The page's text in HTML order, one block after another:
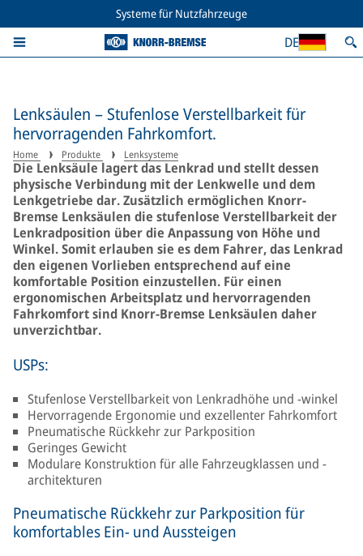
Systeme für Nutzfahrzeuge
DE
Lenksäulen – Stufenlose Verstellbarkeit für
hervorragenden Fahrkomfort.
Home Produkte Lenksysteme
Die Lenksäule lagert das Lenkrad und stellt dessen
physische Verbindung mit der Lenkwelle und dem
Lenkgetriebe dar. Zusätzlich ermöglichen Knorr-
Bremse Lenksäulen die stufenlose Verstellbarkeit der
Lenkradposition über die Anpassung von Höhe und
Winkel. Somit erlauben sie es dem Fahrer, das Lenkrad
den eigenen Vorlieben entsprechend auf eine
komfortable Position einzustellen. Für einen
ergonomischen Arbeitsplatz und hervorragenden
Fahrkomfort sind Knorr-Bremse Lenksäulen daher
unverzichtbar.
USPs:
Stufenlose Verstellbarkeit von Lenkradhöhe und -winkel
Hervorragende Ergonomie und exzellenter Fahrkomfort
Pneumatische Rückkehr zur Parkposition
Geringes Gewicht
Modulare Konstruktion für alle Fahrzeugklassen und -
architekturen
Pneumatische Rückkehr zur Parkposition für
komfortables Ein- und Aussteigen